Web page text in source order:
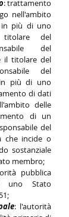
: trattamento
nell'ambito
più di uno
del
del
il titolare del
del
più di uno
di dati
delle
di un
del
che incide o
sostanziale
membro;
pubblica
uno Stato
: l'autorità